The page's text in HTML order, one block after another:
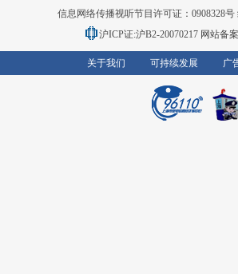
信息网络传播视听节目许可证：0908328
沪ICP证:沪B2-20070217 网站备
关于我们 可持续发展 广